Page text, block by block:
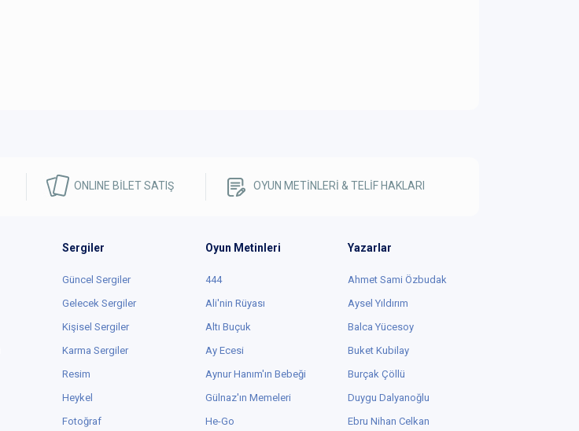
ONLINE BİLET SATIŞ OYUN METİNLERİ & TELİF HAKLARI
Sergiler
Güncel Sergiler
Gelecek Sergiler
Kişisel Sergiler
Karma Sergiler
Resim
Heykel
Fotoğraf
Oyun Metinleri
444
Ali'nin Rüyası
Altı Buçuk
Ay Ecesi
Aynur Hanım'ın Bebeği
Gülnaz'ın Memeleri
He-Go
Yazarlar
Ahmet Sami Özbudak
Aysel Yıldırım
Balca Yücesoy
Buket Kubilay
Burçak Çöllü
Duygu Dalyanoğlu
Ebru Nihan Celkan